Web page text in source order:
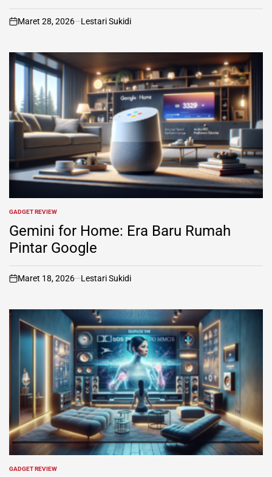
on
Maret 28, 2026 Lestari Sukidi
POSTED
IN
GADGET REVIEW
Gemini for Home: Era Baru Rumah
Pintar Google
on
Maret 18, 2026 Lestari Sukidi
POSTED
GADGET REVIEW